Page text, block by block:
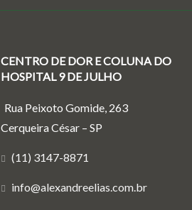
CENTRO DE DOR E COLUNA DO
HOSPITAL 9 DE JULHO
Rua Peixoto Gomide, 263
Cerqueira César – SP
(11) 3147-8871
info@alexandreelias.com.br